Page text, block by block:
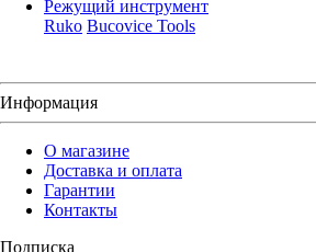
Режущий инструмент
Ruko Bucovice Tools
Информация
О магазине
Доставка и оплата
Гарантии
Контакты
Подписка